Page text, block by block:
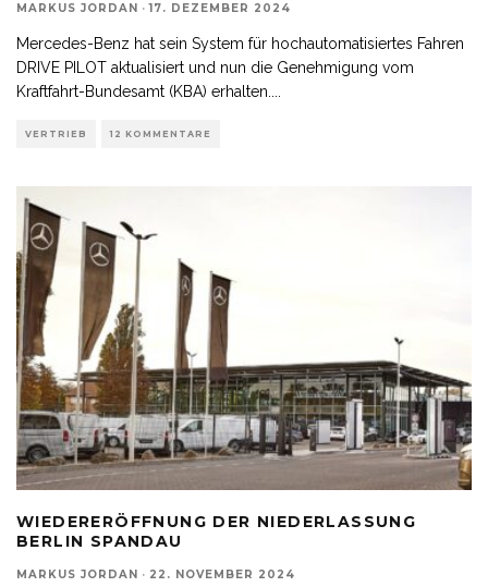
MARKUS JORDAN · 17. DEZEMBER 2024
Mercedes-Benz hat sein System für hochautomatisiertes Fahren
DRIVE PILOT aktualisiert und nun die Genehmigung vom
Kraftfahrt-Bundesamt (KBA) erhalten....
VERTRIEB 12 KOMMENTARE
WIEDERERÖFFNUNG DER NIEDERLASSUNG
BERLIN SPANDAU
MARKUS JORDAN · 22. NOVEMBER 2024